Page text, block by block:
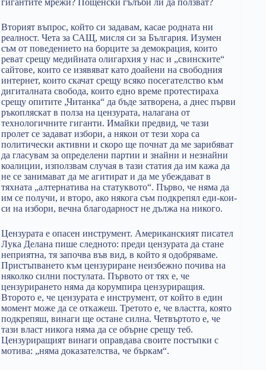
гигантите мрежи? Пощенски гълъби ли да ползват?
Вторият въпрос, който си задавам, касае родната ни
реалност. Чета за САЩ, мисля си за България. Изумен
съм от поведението на борците за демокрация, които
реват срещу медийната олигархия у нас и „свинските“
сайтове, които се изявяват като доайени на свободния
интернет, които скачат срещу всяко посегателство към
дигиталната свобода, които едно време протестираха
срещу опитите „Читанка“ да бъде затворена, а днес първи
ръкопляскат в полза на цензурата, налагана от
технологичните гиганти. Имайки предвид, че тази
пролет се задават избори, а някои от тези хора са
политически активни и скоро ще почнат да ме зарибяват
да гласувам за определени партии и знайни и незнайни
коалиции, използвам случая в тази статия да им кажа да
не се занимават да ме агитират и да ме убеждават в
тяхната „алтернатива на статуквото“. Първо, че няма да
им се получи, и второ, ако някога съм подкрепял еди-кои-
си на избори, вечна благодарност не дължа на никого.
Цензурата е опасен инструмент. Американският писател
Лука Делана пише следното: преди цензурата да стане
неприятна, тя започва във вид, в който я одобряваме.
Пристъпването към цензуриране неизбежно почива на
няколко силни постулата. Първото от тях е, че
цензурирането няма да корумпира цензуриращия.
Второто е, че цензурата е инструмент, от който в един
момент може да се откажеш. Третото е, че властта, която
подкрепяш, винаги ще остане силна. Четвъртото е, че
тази власт никога няма да се обърне срещу теб.
Цензуриращият винаги оправдава своите постъпки с
мотива: „няма доказателства, че бъркам“.